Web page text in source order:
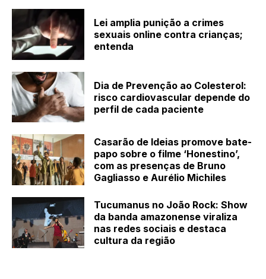
Lei amplia punição a crimes
sexuais online contra crianças;
entenda
Dia de Prevenção ao Colesterol:
risco cardiovascular depende do
perfil de cada paciente
Casarão de Ideias promove bate-
papo sobre o filme ‘Honestino’,
com as presenças de Bruno
Gagliasso e Aurélio Michiles
Tucumanus no João Rock: Show
da banda amazonense viraliza
nas redes sociais e destaca
cultura da região